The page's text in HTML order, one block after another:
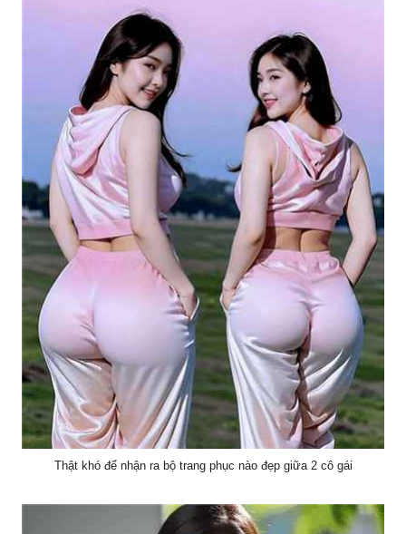
Thật khó để nhận ra bộ trang phục nào đẹp giữa 2 cô gái